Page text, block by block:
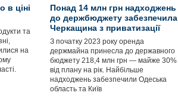
в ціні
та
на
Понад 14 млн грн надходжень
до держбюджету забезпечила
Черкащина з приватизації
З початку 2023 року оренда
держмайна принесла до державного
бюджету 218,4 млн грн — майже 30%
від плану на рік. Найбільше
надходжень забезпечили Одеська
область та Київ